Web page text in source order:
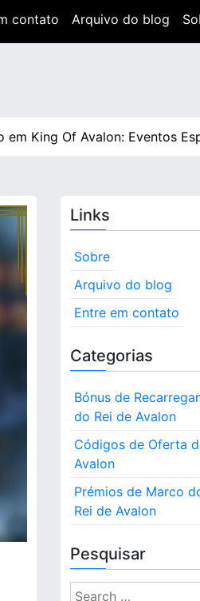
contato Arquivo do blog
Of Avalon: Eventos
Links
Sobre
Arquivo do blog
Entre em contato
Categorias
Bónus de
do Rei de Avalon
Códigos de Oferta
Avalon
Prémios de Marco
Rei de Avalon
Pesquisar
S